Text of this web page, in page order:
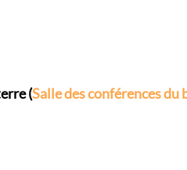
(Salle des conférences du